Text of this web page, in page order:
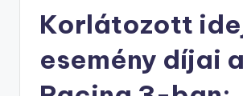
Korlátozott
esemény díjai